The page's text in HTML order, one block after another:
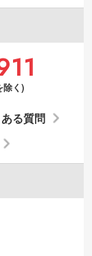
除く)
る質問